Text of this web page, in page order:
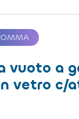
vuoto a
vetro c/